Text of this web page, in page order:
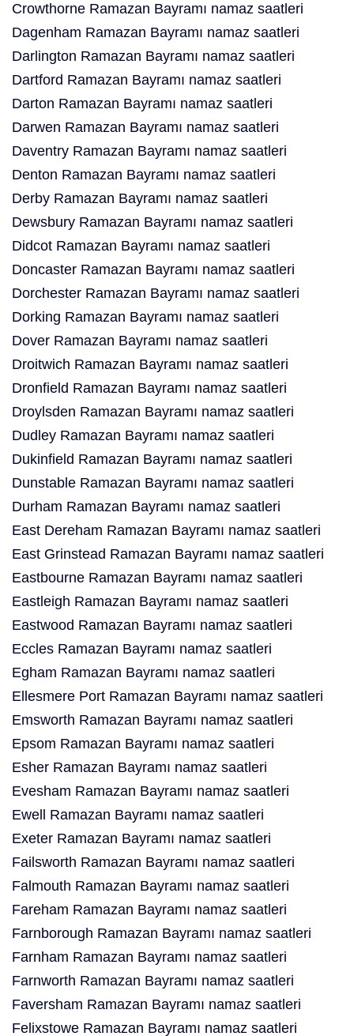
Crowthorne Ramazan Bayramı namaz saatleri
Dagenham Ramazan Bayramı namaz saatleri
Darlington Ramazan Bayramı namaz saatleri
Dartford Ramazan Bayramı namaz saatleri
Darton Ramazan Bayramı namaz saatleri
Darwen Ramazan Bayramı namaz saatleri
Daventry Ramazan Bayramı namaz saatleri
Denton Ramazan Bayramı namaz saatleri
Derby Ramazan Bayramı namaz saatleri
Dewsbury Ramazan Bayramı namaz saatleri
Didcot Ramazan Bayramı namaz saatleri
Doncaster Ramazan Bayramı namaz saatleri
Dorchester Ramazan Bayramı namaz saatleri
Dorking Ramazan Bayramı namaz saatleri
Dover Ramazan Bayramı namaz saatleri
Droitwich Ramazan Bayramı namaz saatleri
Dronfield Ramazan Bayramı namaz saatleri
Droylsden Ramazan Bayramı namaz saatleri
Dudley Ramazan Bayramı namaz saatleri
Dukinfield Ramazan Bayramı namaz saatleri
Dunstable Ramazan Bayramı namaz saatleri
Durham Ramazan Bayramı namaz saatleri
East Dereham Ramazan Bayramı namaz saatleri
East Grinstead Ramazan Bayramı namaz saatleri
Eastbourne Ramazan Bayramı namaz saatleri
Eastleigh Ramazan Bayramı namaz saatleri
Eastwood Ramazan Bayramı namaz saatleri
Eccles Ramazan Bayramı namaz saatleri
Egham Ramazan Bayramı namaz saatleri
Ellesmere Port Ramazan Bayramı namaz saatleri
Emsworth Ramazan Bayramı namaz saatleri
Epsom Ramazan Bayramı namaz saatleri
Esher Ramazan Bayramı namaz saatleri
Evesham Ramazan Bayramı namaz saatleri
Ewell Ramazan Bayramı namaz saatleri
Exeter Ramazan Bayramı namaz saatleri
Failsworth Ramazan Bayramı namaz saatleri
Falmouth Ramazan Bayramı namaz saatleri
Fareham Ramazan Bayramı namaz saatleri
Farnborough Ramazan Bayramı namaz saatleri
Farnham Ramazan Bayramı namaz saatleri
Farnworth Ramazan Bayramı namaz saatleri
Faversham Ramazan Bayramı namaz saatleri
Felixstowe Ramazan Bayramı namaz saatleri